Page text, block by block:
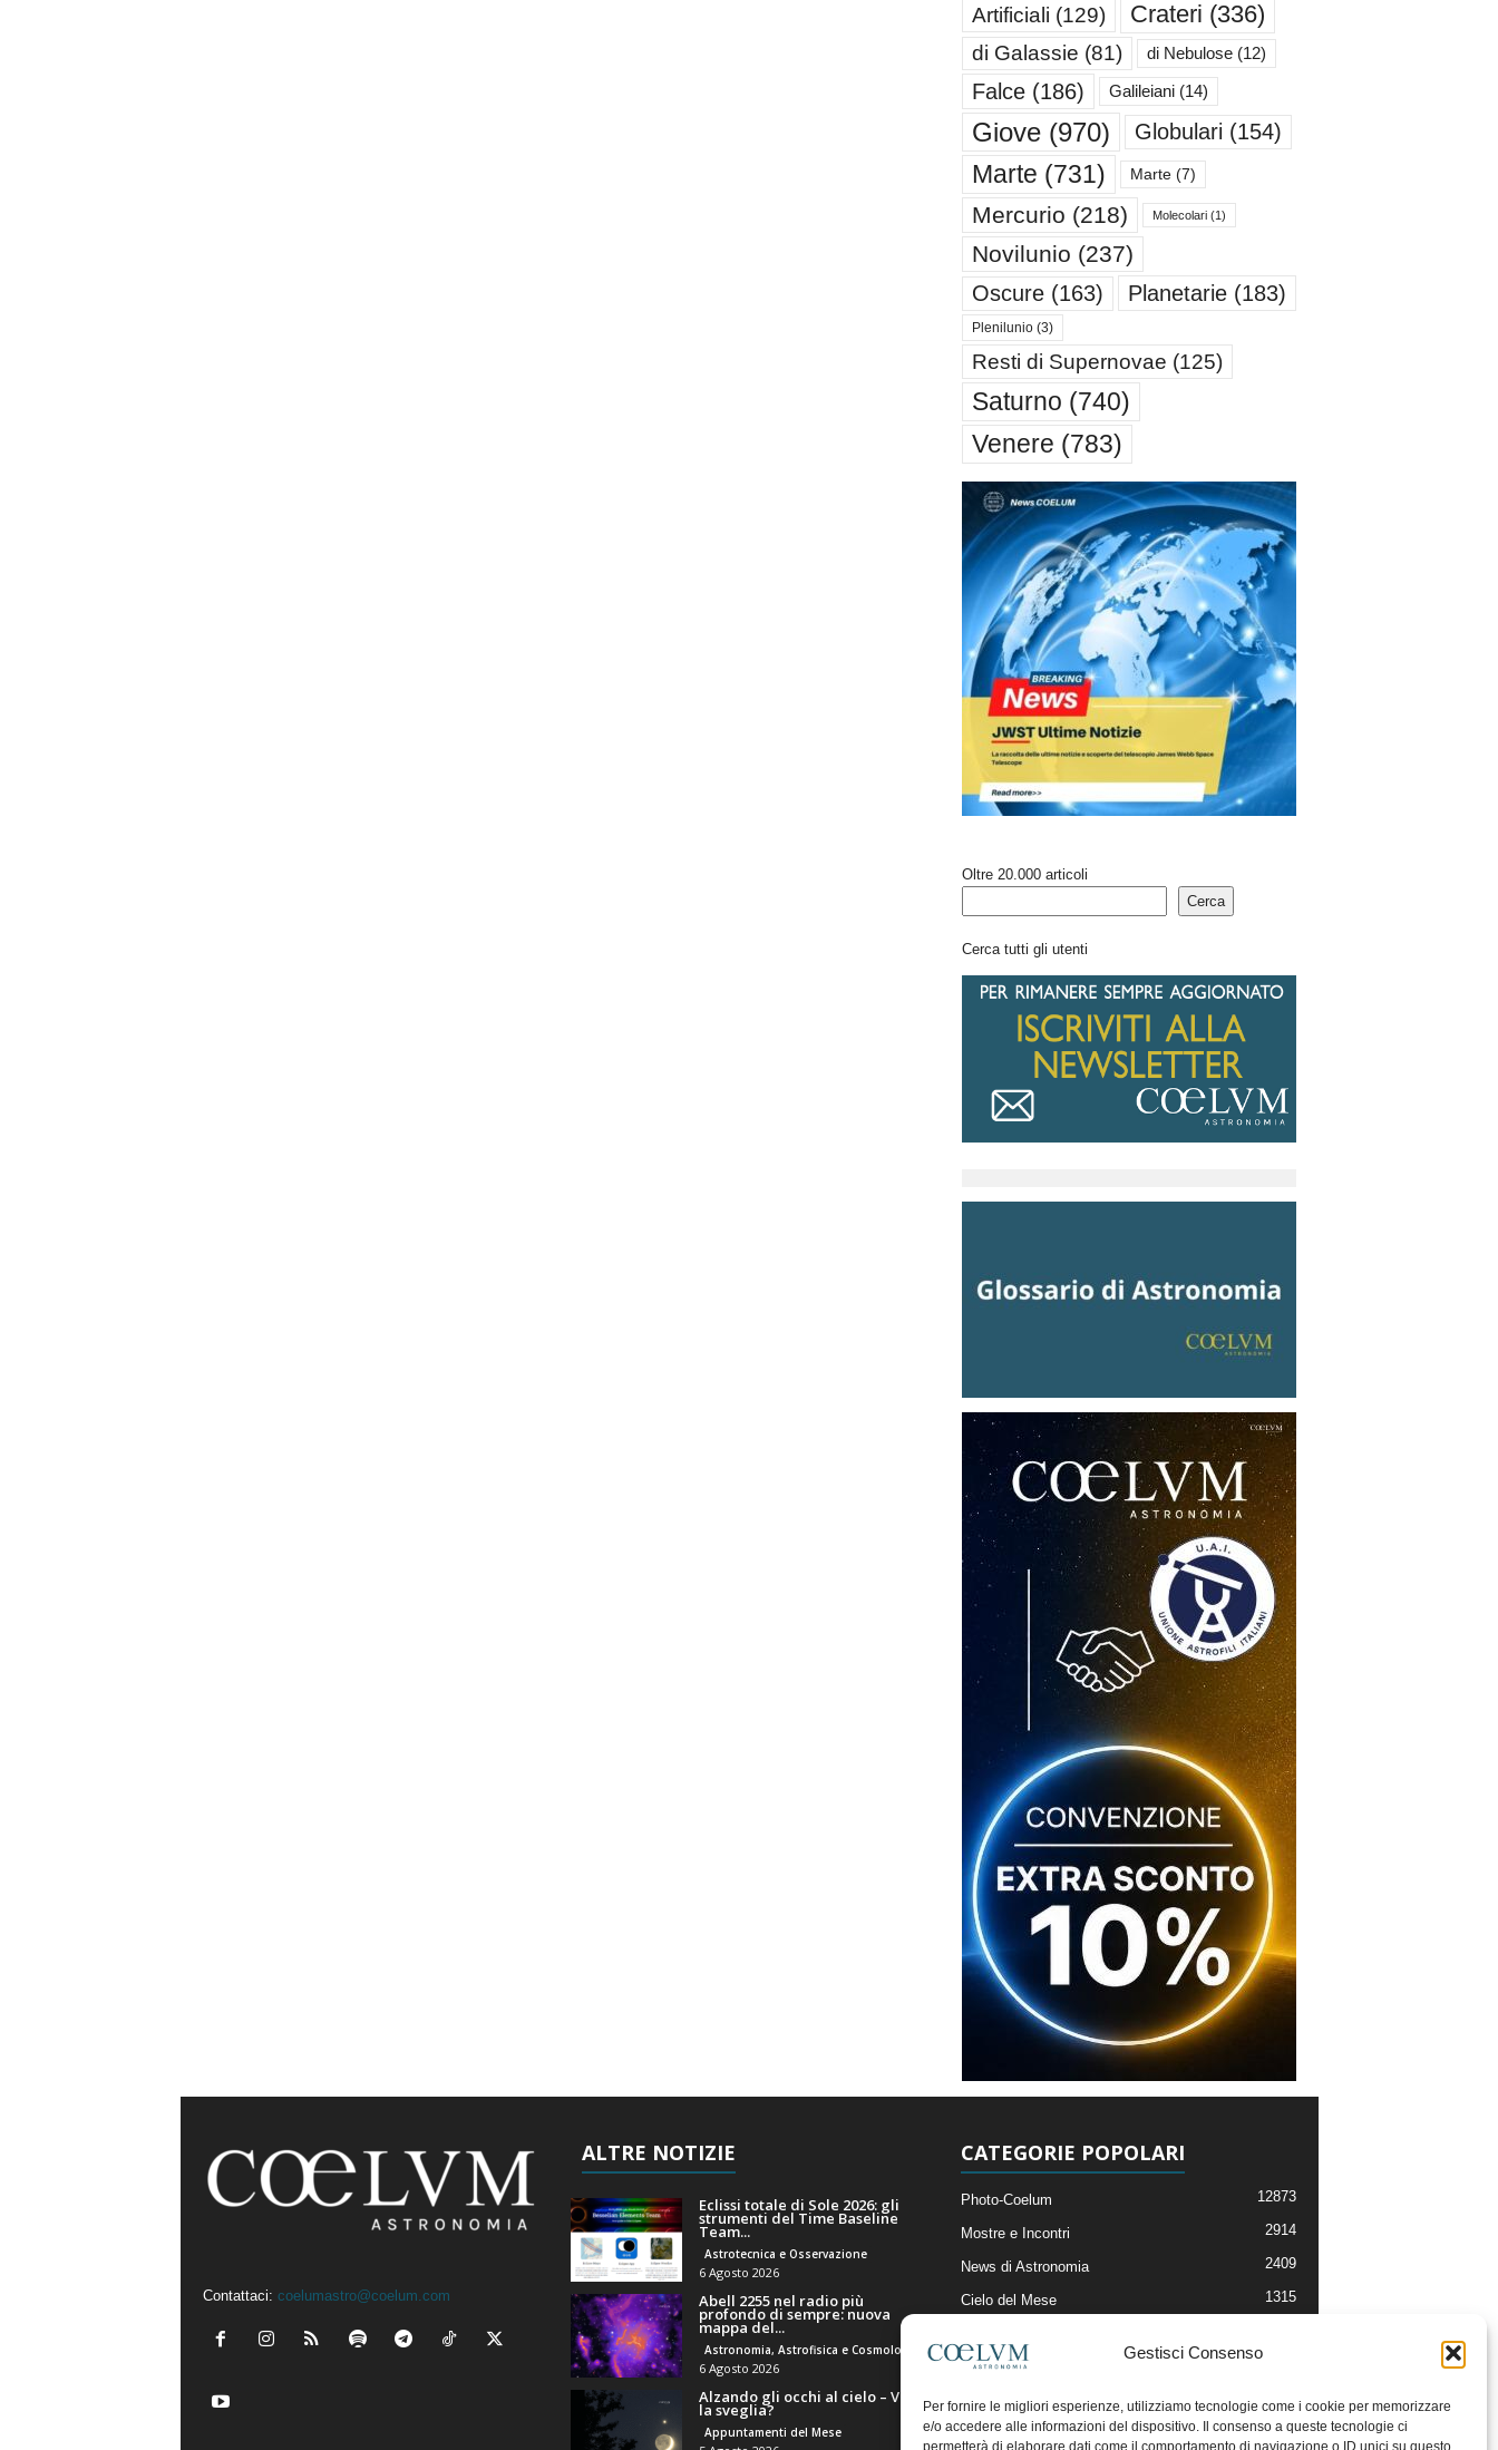
Gestisci Consenso
Per fornire le migliori esperienze, utilizziamo tecnologie come i cookie per memorizzare
e/o accedere alle informazioni del dispositivo. Il consenso a queste tecnologie ci
permetterà di elaborare dati come il comportamento di navigazione o ID unici su questo
Artificiali (129) Crateri (336)
di Galassie (81) di Nebulose(12)
Falce(186) Galileiani(14)
Giove(970) Globulari (154)
Marte (731) Marte(7)
Mercurio (218) Molecolari(1)
Novilunio (237)
Oscure(163) Planetarie(183)
Plenilunio(3)
Resti di Supernovae (125)
Saturno (740)
Venere (783)
Oltre 20.000 articoli
Cerca
Cerca tutti gli utenti
Contattaci: coelumastro@coelum.com
ALTRE NOTIZIE
Eclissi totale di Sole 2026: gli
strumenti del Time Baseline
Team...
Astrotecnica e Osservazione
6 Agosto 2026
Abell 2255 nel radio più
profondo di sempre: nuova
mappa del...
Astronomia, Astrofisica e Cosmologia
6 Agosto 2026
Alzando gli occhi al cielo – Vale
la sveglia?
Appuntamenti del Mese
CATEGORIE POPOLARI
Photo-Coelum 12873
Mostre e Incontri 2914
News di Astronomia 2409
Cielo del Mese 1315
Articoli e Risorse On-Line
Il Blog della Redazione